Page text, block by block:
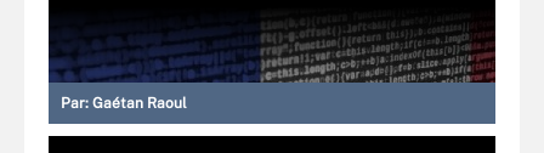
Par: Gaétan Raoul